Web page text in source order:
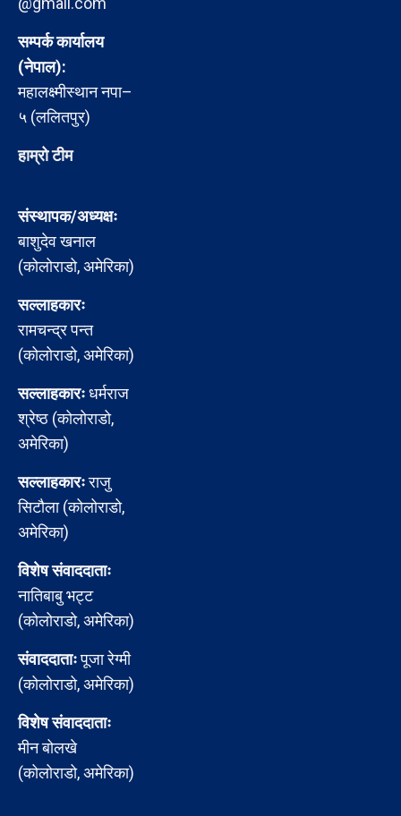
सम्पर्क कार्यालय
(नेपाल):
महालक्ष्मीस्थान नपा–
५ (ललितपुर)
हाम्रो टीम
संस्थापक/अध्यक्षः
बाशुदेव खनाल
(कोलोराडो, अमेरिका)
सल्लाहकारः
रामचन्द्र पन्त
(कोलोराडो, अमेरिका)
सल्लाहकारःधर्मराज
श्रेष्ठ (कोलोराडो,
अमेरिका)
सल्लाहकारःराजु
सिटौला (कोलोराडो,
अमेरिका)
विशेष संवाददाताः
नातिबाबु भट्ट
(कोलोराडो, अमेरिका)
संवाददाताःपूजा रेग्मी
(कोलोराडो, अमेरिका)
विशेष संवाददाताः
मीन बोलखे
(कोलोराडो, अमेरिका)